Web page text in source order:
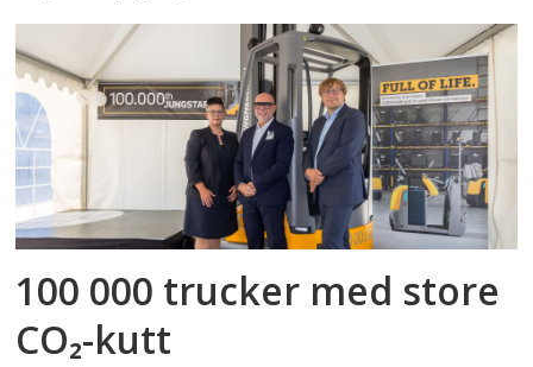
100 000 trucker med store
CO₂-kutt